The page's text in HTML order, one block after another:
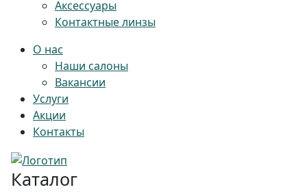
Аксессуары
Контактные линзы
О нас
Наши салоны
Вакансии
Услуги
Акции
Контакты
Каталог